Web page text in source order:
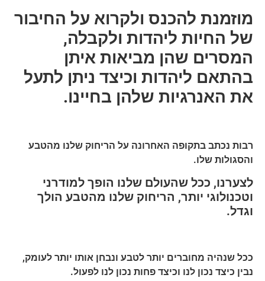
מוזמנת להכנס ולקרוא על החיבור
של החיות ליהדות ולקבלה,
המסרים שהן מביאות איתן
בהתאם ליהדות וכיצד ניתן לתעל
את האנרגיות שלהן בחיינו.
רבות נכתב בתקופה האחרונה על הריחוק שלנו מהטבע
והסגולות שלו.
לצערנו, ככל שהעולם שלנו הופך למודרני
וטכנולוגי יותר, הריחוק שלנו מהטבע הולך
וגדל.
ככל שנהיה מחוברים יותר לטבע ונבחן אותו יותר לעומק,
נבין כיצד נכון לנו וכיצד פחות נכון לנו לפעול.